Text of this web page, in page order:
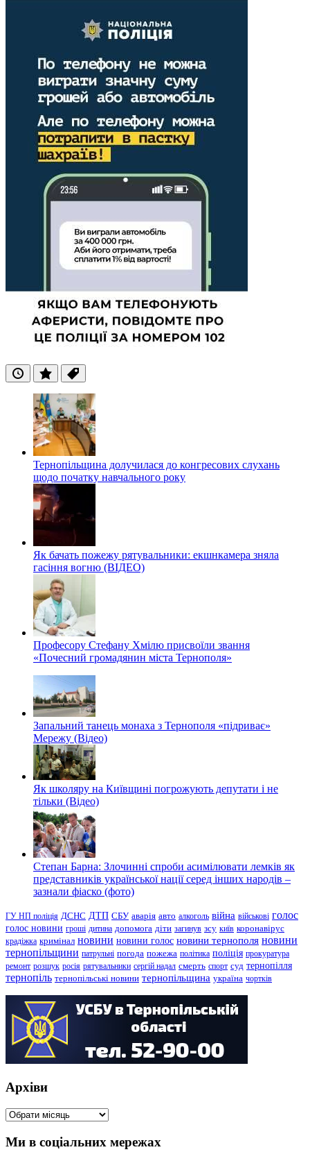
ОстанніПопулярні
Теги
Тернопільщина долучилася до конгресових слухань
щодо початку навчального року
Як бачать пожежу рятувальники: екшнкамера зняла
гасіння вогню (ВІДЕО)
Професору Стефану Хмілю присвоїли звання
«Почесний громадянин міста Тернополя»
Запальний танець монаха з Тернополя «підриває»
Мережу (Відео)
Як школяру на Київщині погрожують депутати і не
тільки (Відео)
Степан Барна: Злочинні спроби асимілювати лемків як
представників української нації серед інших народів –
зазнали фіаско (фото)
ГУ НП поліція ДСНС ДТП СБУ аварія авто алкоголь війна військові голос
голос новини гроші дитина допомога діти загинув зсу київ коронавірус
крадіжка кримінал новини новини голос новини тернополя новини
тернопільщини патрульні погода пожежа політика поліція прокуратура
ремонт розшук росія рятувальники сергій надал смерть спорт суд тернопілля
тернопіль тернопільські новини тернопільщина україна чортків
Архіви
Архіви
Ми в соціальних мережах